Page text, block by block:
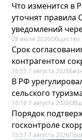
Что изменится в
уточнят правила
уведомлений
28 июля 2026Общество
Срок
контрагентом
16:55 7 августа 2026
В РФ
сельского
16:18 7 августа 2026
Порядок
госконтроле
15:57 7 августа 2026